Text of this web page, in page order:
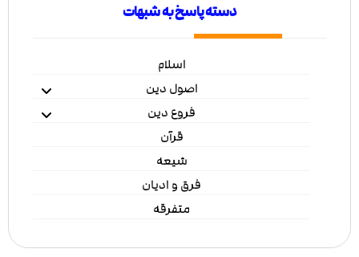
دسته پاسخ به شبهات
اسلام
اصول دین
فروع دین
قرآن
شیعه
فرق و ادیان
متفرقه